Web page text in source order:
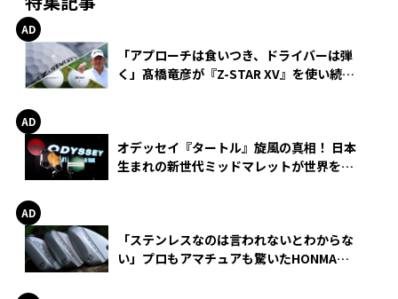
「アプローチは食いつき、ドライバーは弾
く」髙橋竜彦が『Z-STAR XV』を使い続け
オデッセイ『タートル』旋風の真相！ 日本
生まれの新世代ミッドマレットが世界を席
「ステンレスなのは言われないとわからな
い」プロもアマチュアも驚いたHONMA